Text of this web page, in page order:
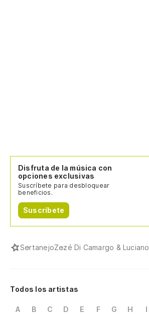
Disfruta de la música con
opciones exclusivas
Suscríbete para desbloquear
beneficios.
Suscríbete
SertanejoZezé Di Camargo & Luciano
Todos los artistas
A B C D E F G H I